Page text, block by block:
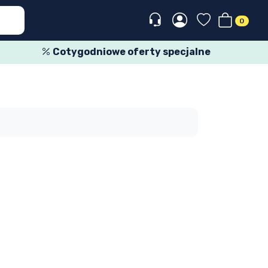
0
Cotygodniowe oferty specjalne